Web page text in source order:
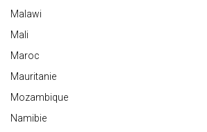
Malawi
Mali
Maroc
Mauritanie
Mozambique
Namibie